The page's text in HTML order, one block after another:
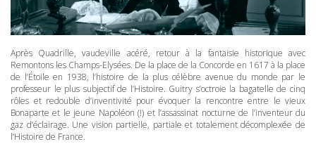
Après Quadrille, vaudeville acéré, retour à la fantaisie historique avec
Remontons les Champs-Elysées. De la place de la Concorde en 1617 à la place
de l’Étoile en 1938, l’histoire de la plus célèbre avenue du monde par le
professeur le plus subjectif de l’Histoire. Guitry s’octroie la bagatelle de cinq
rôles et redouble d’inventivité pour évoquer la rencontre entre le vieux
Bonaparte et le jeune Napoléon (!) et l’assassinat nocturne de l’inventeur du
gaz d’éclairage. Une vision partielle, partiale et totalement décomplexée de
l’Histoire de France.